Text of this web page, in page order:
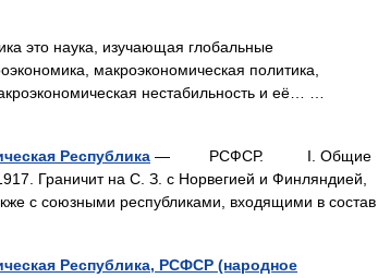
это наука, изучающая глобальные
макроэкономическая политика,
нестабильность и её… …
Республика — РСФСР. I. Общие
Граничит на С. З. с Норвегией и Финляндией,
с союзными республиками, входящими в состав
Республика, РСФСР (народное